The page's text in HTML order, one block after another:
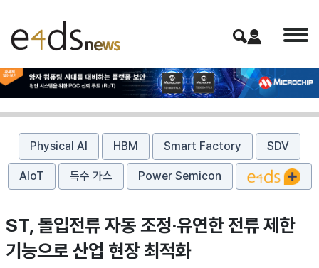
Physical AI HBM Smart Factory SDV
AIoT 특수 가스 Power Semicon
ST, 돌입전류 자동 조정·유연한 전류 제한
기능으로 산업 현장 최적화